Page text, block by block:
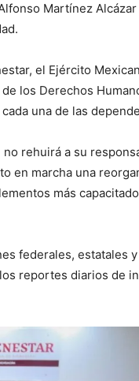
Martínez
el Ejército
los Derechos
una de las
rehuirá a su
en marcha una
más
federales, estatales
reportes diarios de